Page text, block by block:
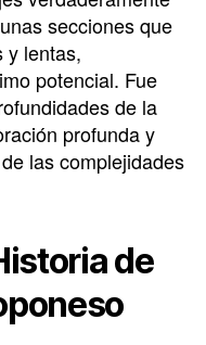
secciones que
y lentas,
potencial. Fue
de la
profunda y
las complejidades
de